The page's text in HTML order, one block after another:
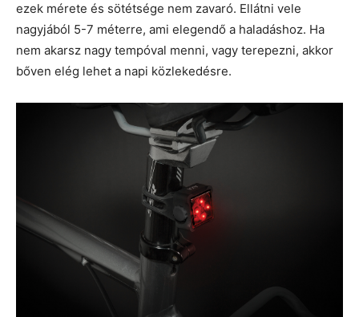
ezek mérete és sötétsége nem zavaró. Ellátni vele
nagyjából 5-7 méterre, ami elegendő a haladáshoz. Ha
nem akarsz nagy tempóval menni, vagy terepezni, akkor
bőven elég lehet a napi közlekedésre.